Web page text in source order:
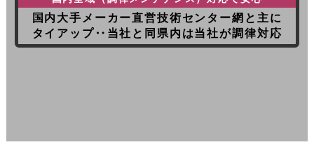
国内大手メーカー直営技術センター網と主に
タイアップ‥当社と同県内は当社が調律対応